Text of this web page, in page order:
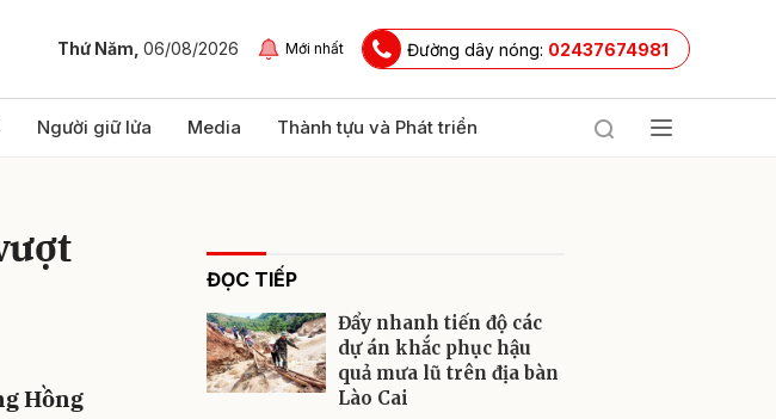
Thứ Năm, 06/08/2026 Mới nhất Đường dây nóng: 02437674981
Người giữ lửa Media Thành tựu và Phát triển
Hồng
ĐỌC TIẾP
Đẩy nhanh tiến độ các
dự án khắc phục hậu
quả mưa lũ trên địa bàn
Lào Cai
Gửi